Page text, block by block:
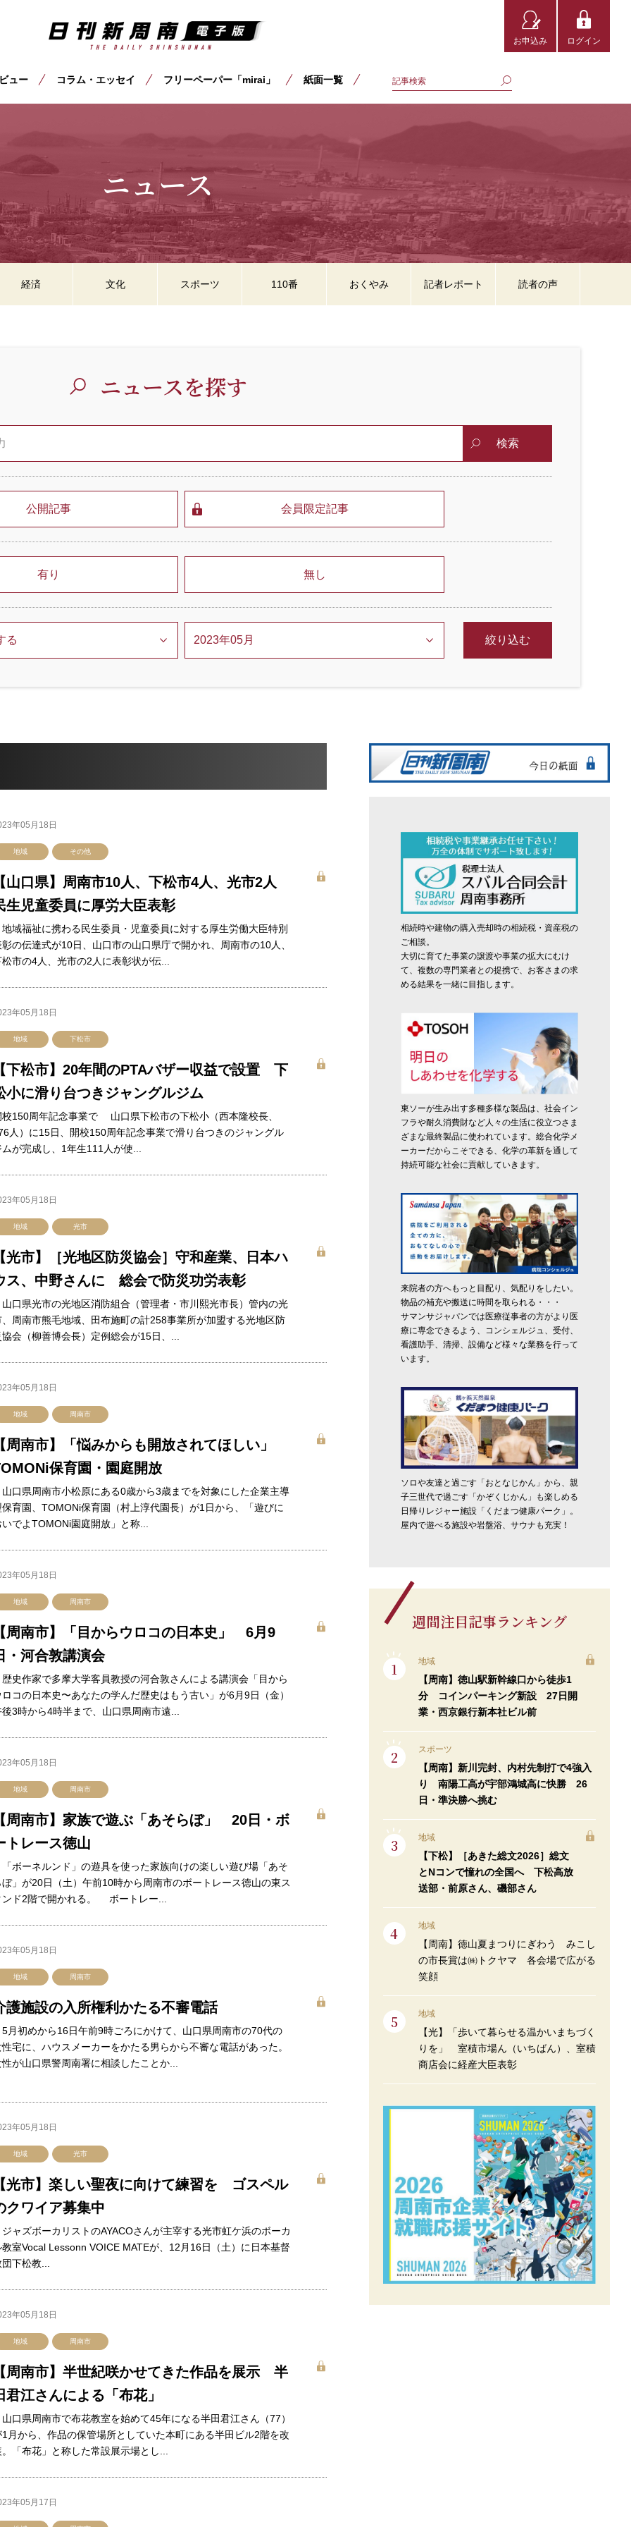
お申込み ログイン
ュー コラム・エッセイ フリーペーパー「mirai」 紙面一覧
ニュース
ニュースを探す
検索
公開記事 会員限定記事
有り 無し
絞り込む
経済 文化 スポーツ 110番 おくやみ 記者レポート 読者の声
年05月18日
地域 その他
山口県】周南市10人、下松市4人、光市2人
生児童委員に厚労大臣表彰
域福祉に携わる民生委員・児童委員に対する厚生労働大臣特別
の伝達式が10日、山口市の山口県庁で開かれ、周南市の10人、
市の4人、光市の2人に表彰状が伝...
年05月18日
地域 下松市
下松市】20年間のPTAバザー収益で設置 下
小に滑り台つきジャングルジム
校150周年記念事業で 山口県下松市の下松小（西本隆校長、
人）に15日、開校150周年記念事業で滑り台つきのジャングル
が完成し、1年生111人が使...
年05月18日
地域 光市
光市】［光地区防災協会］守和産業、日本ハ
ス、中野さんに 総会で防災功労表彰
口県光市の光地区消防組合（管理者・市川熙光市長）管内の光
、周南市熊毛地域、田布施町の計258事業所が加盟する光地区防
会（柳善博会長）定例総会が15日、...
年05月18日
地域 周南市
周南市】「悩みからも開放されてほしい」
保育園・園庭開放
口県周南市小松原にある0歳から3歳までを対象にした企業主導
保育園、TOMONi保育園（村上淳代園長）が1日から、「遊びに
でよTOMONi園庭開放」と称...
年05月18日
地域 周南市
周南市】「目からウロコの日本史」 6月9
・河合敦講演会
史作家で多摩大学客員教授の河合敦さんによる講演会「目から
コの日本史〜あなたの学んだ歴史はもう古い」が6月9日（金）
3時から4時半まで、山口県周南市遠...
年05月18日
地域 周南市
周南市】家族で遊ぶ「あそらぼ」 20日・ボ
トレース徳山
ボーネルンド」の遊具を使った家族向けの楽しい遊び場「あそ
ぼ」が20日（土）午前10時から周南市のボートレース徳山の東ス
ンド2階で開かれる。 ボートレー...
年05月18日
地域 周南市
護施設の入所権利かたる不審電話
初めから16日午前9時ごろにかけて、山口県周南市の70代の
宅に、ハウスメーカーをかたる男らから不審な電話があった。
が山口県警周南署に相談したことか...
年05月18日
地域 光市
光市】楽しい聖夜に向けて練習を ゴスペル
クワイア募集中
ャズボーカリストのAYACOさんが主宰する光市虹ケ浜のボーカ
教室Vocal Lessonn VOICE MATEが、12月16日（土）に日本基督
下松教...
年05月18日
地域 周南市
周南市】半世紀咲かせてきた作品を展示 半
君江さんによる「布花」
口県周南市で布花教室を始めて45年になる半田君江さん（77）
1月から、作品の保管場所としていた本町にある半田ビル2階を改
「布花」と称した常設展示場とし...
年05月17日
相続時や建物の購入売却時の相続税・資産税の
ご相談。
大切に育てた事業の譲渡や事業の拡大にむけ
て、複数の専門業者との提携で、お客さまの求
める結果を一緒に目指します。
東ソーが生み出す多種多様な製品は、社会イン
フラや耐久消費財など人々の生活に役立つさま
ざまな最終製品に使われています。総合化学メ
ーカーだからこそできる、化学の革新を通して
持続可能な社会に貢献していきます。
来院者の方へもっと目配り、気配りをしたい。
物品の補充や搬送に時間を取られる・・・
サマンサジャパンでは医療従事者の方がより医
療に専念できるよう、コンシェルジュ、受付、
看護助手、清掃、設備など様々な業務を行って
います。
ソロや友達と過ごす「おとなじかん」から、親
子三世代で過ごす「かぞくじかん」も楽しめる
日帰りレジャー施設「くだまつ健康パーク」。
屋内で遊べる施設や岩盤浴、サウナも充実！
週間注目記事ランキング
地域
【周南】徳山駅新幹線口から徒歩1
分 コインパーキング新設 27日開
業・西京銀行新本社ビル前
スポーツ
【周南】新川完封、内村先制打で4強入
り 南陽工高が宇部鴻城高に快勝 26
日・準決勝へ挑む
地域
【下松】［あきた総文2026］総文
とNコンで憧れの全国へ 下松高放
送部・前原さん、磯部さん
地域
【周南】徳山夏まつりにぎわう みこし
の市長賞は㈱トクヤマ 各会場で広がる
笑顔
地域
【光】「歩いて暮らせる温かいまちづく
りを」 室積市場ん（いちばん）、室積
商店会に経産大臣表彰